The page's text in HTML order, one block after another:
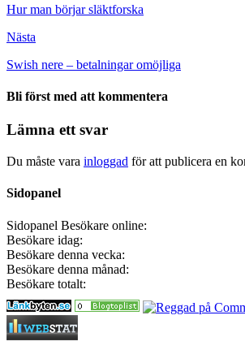
Hur man börjar släktforska
Nästa
Swish nere – betalningar omöjliga
Bli först med att kommentera
Lämna ett svar
Du måste vara inloggad för att publicera en
Sidopanel
Sidopanel Besökare online:
Besökare idag:
Besökare denna vecka:
Besökare denna månad:
Besökare totalt: